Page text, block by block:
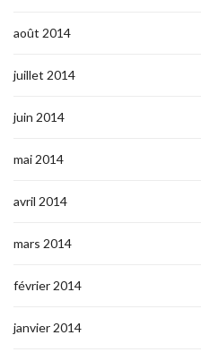
août 2014
juillet 2014
juin 2014
mai 2014
avril 2014
mars 2014
février 2014
janvier 2014